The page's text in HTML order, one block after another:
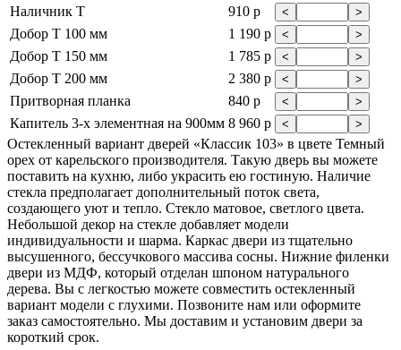
Наличник Т 910 р < >
Добор Т 100 мм 1 190 р < >
Добор Т 150 мм 1 785 р < >
Добор Т 200 мм 2 380 р < >
Притворная планка 840 р < >
Капитель 3-х элементная на 900мм 8 960 р < >
Остекленный вариант дверей «Классик 103» в цвете Темный
орех от карельского производителя. Такую дверь вы можете
поставить на кухню, либо украсить ею гостиную. Наличие
стекла предполагает дополнительный поток света,
создающего уют и тепло. Стекло матовое, светлого цвета.
Небольшой декор на стекле добавляет модели
индивидуальности и шарма. Каркас двери из тщательно
высушенного, бессучкового массива сосны. Нижние филенки
двери из МДФ, который отделан шпоном натурального
дерева. Вы с легкостью можете совместить остекленный
вариант модели с глухими. Позвоните нам или оформите
заказ самостоятельно. Мы доставим и установим двери за
короткий срок.